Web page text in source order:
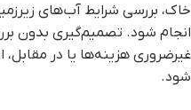
خاک، بررسی شرایط آب‌های
انجام شود. تصمیم‌گیری بدون
غیرضروری هزینه‌ها یا در
شود.